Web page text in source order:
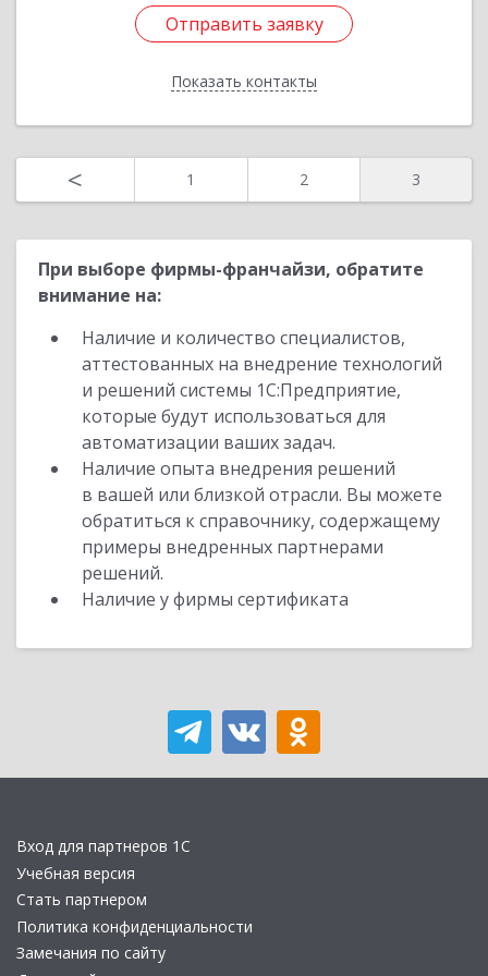
Отправить заявку
Показать контакты
Отправить заявку
Назад
< 1 2 3
При выборе фирмы-франчайзи, обратите
внимание на:
Наличие и количество специалистов,
аттестованных на внедрение технологий
и решений системы 1С:Предприятие,
которые будут использоваться для
автоматизации ваших задач.
Наличие опыта внедрения решений
в вашей или близкой отрасли. Вы можете
обратиться к справочнику, содержащему
примеры внедренных партнерами
решений.
Наличие у фирмы сертификата
Вход для партнеров 1С
Учебная версия
Стать партнером
Политика конфиденциальности
Замечания по сайту